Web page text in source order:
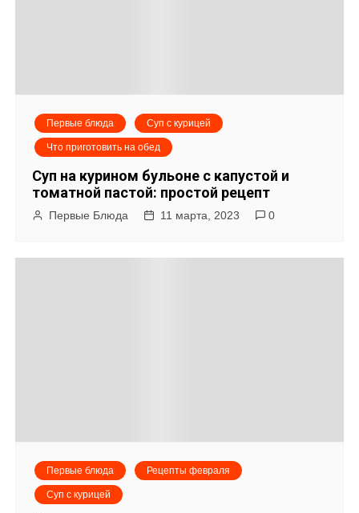
Первые блюда Суп с курицей
Что приготовить на обед
Суп на курином бульоне с капустой и
томатной пастой: простой рецепт
Первые Блюда 11 марта, 2023 0
Первые блюда Рецепты февраля
Суп с курицей